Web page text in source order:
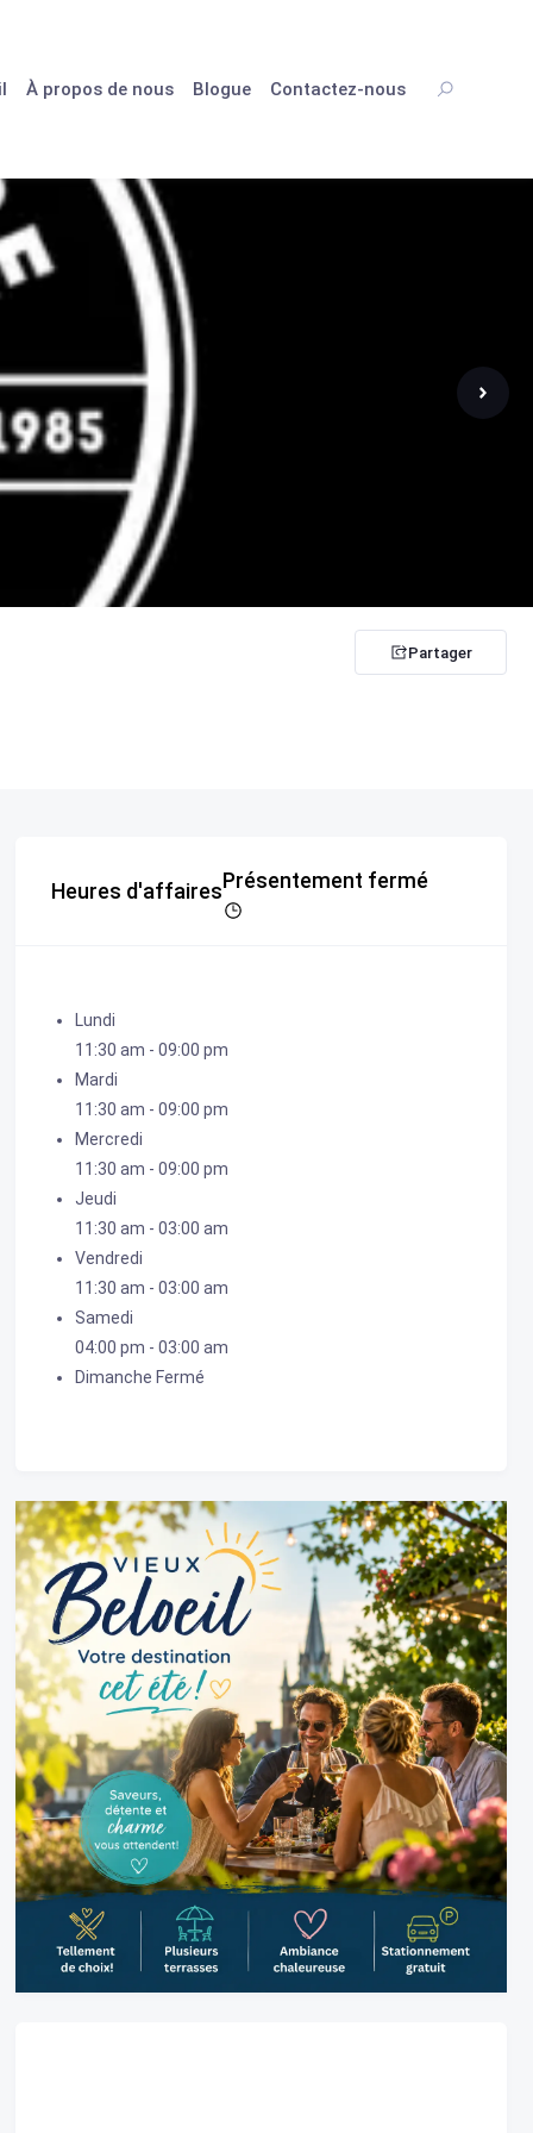
À propos de nous Blogue Contactez-nous
Partager
Heures d'affairesPrésentement fermé
Lundi
11:30 am - 09:00 pm
Mardi
11:30 am - 09:00 pm
Mercredi
11:30 am - 09:00 pm
Jeudi
11:30 am - 03:00 am
Vendredi
11:30 am - 03:00 am
Samedi
04:00 pm - 03:00 am
Dimanche Fermé